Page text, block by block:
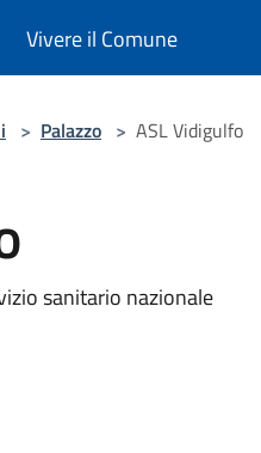
Vivere il Comune
> Palazzo > ASL Vidigulfo
sanitario nazionale